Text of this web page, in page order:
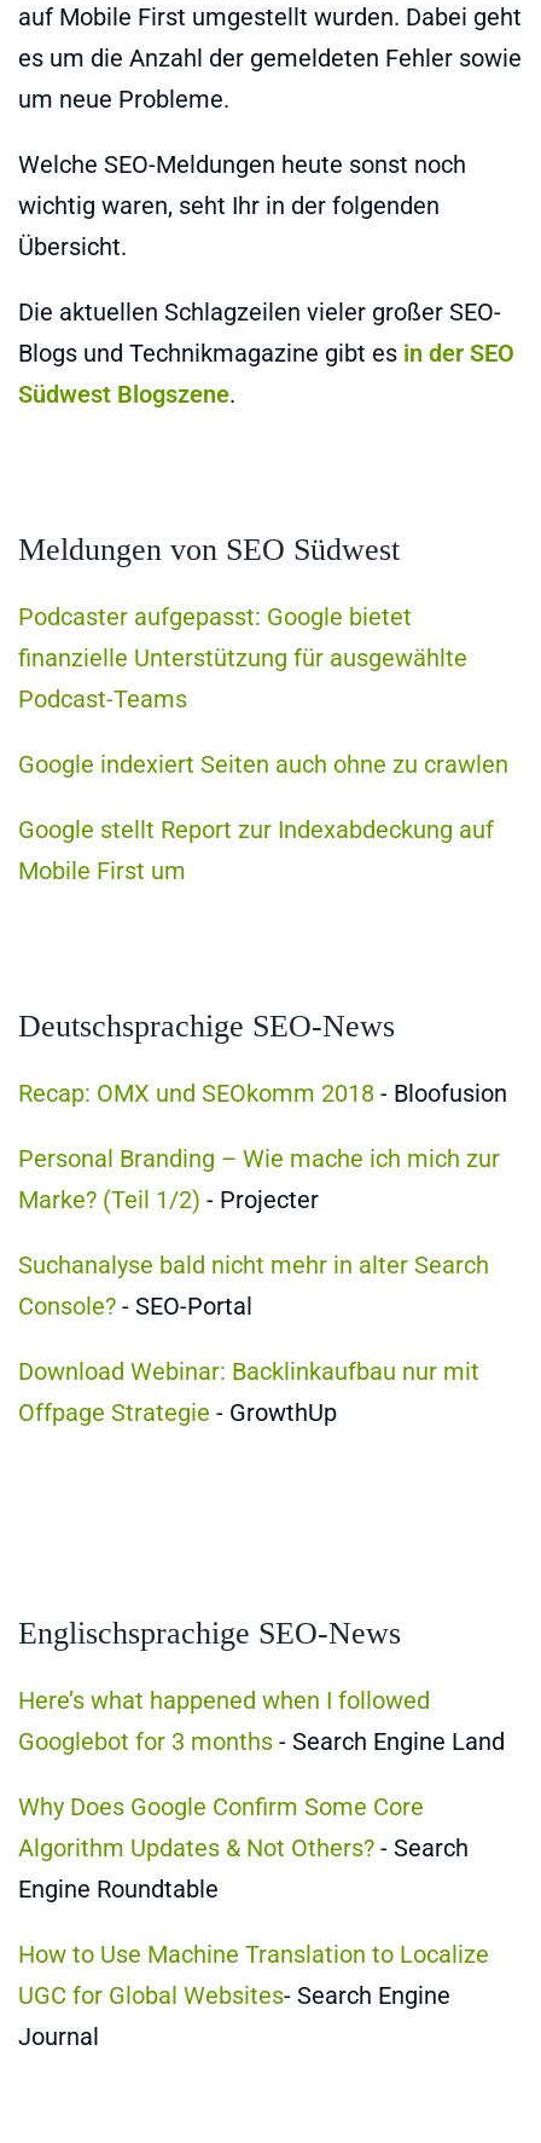
auf Mobile First umgestellt wurden. Dabei geht
es um die Anzahl der gemeldeten Fehler sowie
um neue Probleme.
Welche SEO-Meldungen heute sonst noch
wichtig waren, seht Ihr in der folgenden
Übersicht.
Die aktuellen Schlagzeilen vieler großer SEO-
Blogs und Technikmagazine gibt es in der SEO
Südwest Blogszene.
Meldungen von SEO Südwest
Podcaster aufgepasst: Google bietet
finanzielle Unterstützung für ausgewählte
Podcast-Teams
Google indexiert Seiten auch ohne zu crawlen
Google stellt Report zur Indexabdeckung auf
Mobile First um
Deutschsprachige SEO-News
Recap: OMX und SEOkomm 2018 - Bloofusion
Personal Branding – Wie mache ich mich zur
Marke? (Teil 1/2) - Projecter
Suchanalyse bald nicht mehr in alter Search
Console? - SEO-Portal
Download Webinar: Backlinkaufbau nur mit
Offpage Strategie - GrowthUp
Englischsprachige SEO-News
Here’s what happened when I followed
Googlebot for 3 months - Search Engine Land
Why Does Google Confirm Some Core
Algorithm Updates & Not Others? - Search
Engine Roundtable
How to Use Machine Translation to Localize
UGC for Global Websites- Search Engine
Journal